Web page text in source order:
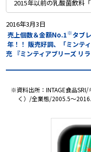
2015年以前の乳酸菌飲料
2016年3月3日
売上個数＆金額No.1※タブ
年！！ 販売好調、「ミンテ
充 『ミンティアブリーズ リ
※資料出所：INTAGE食品
く）/全業態/2005.5～